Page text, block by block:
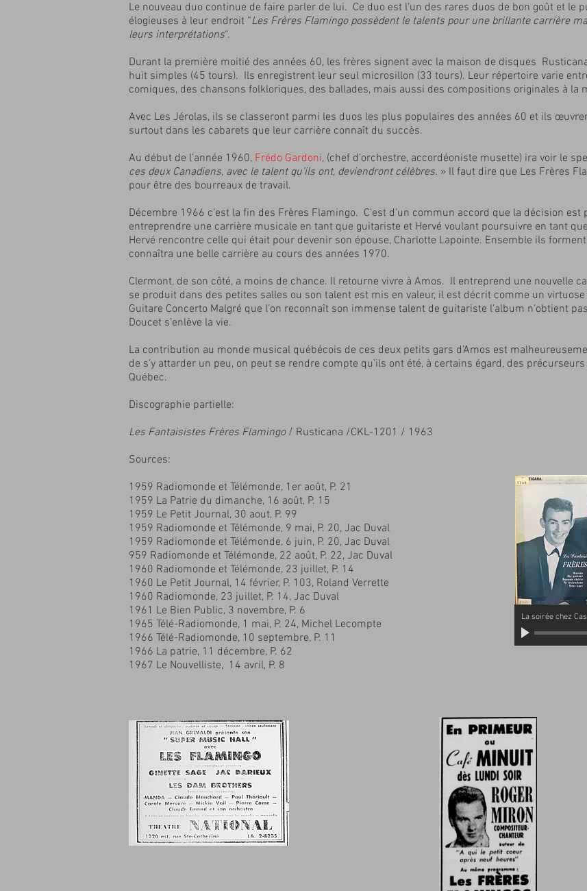
Le nouveau duo continue de faire parler de lui. Ce duo est l’un des rares duos de bon goût et le
élogieuses à leur endroit “Les Frères Flamingo possèdent le talents pour une brillante carrière
leurs interprétations“.
Durant la première moitié des années 60, les frères signent avec la maison de disques
huit simples (45 tours). Ils enregistrent leur seul microsillon (33 tours). Leur répertoire varie
comiques, des chansons folkloriques, des ballades, mais aussi des compositions originales à la
Avec Les Jérolas, ils se classeront parmi les duos les plus populaires des années 60 et ils
surtout dans les cabarets que leur carrière connaît du succès.
Au début de l’année 1960, Frédo Gardoni, (chef d’orchestre, accordéoniste musette) ira voir le
ces deux Canadiens, avec le talent qu’ils ont, deviendront célèbres. » Il faut dire que Les Frères
pour être des bourreaux de travail.
Décembre 1966 c’est la fin des Frères Flamingo. C’est d’un commun accord que la décision
entreprendre une carrière musicale en tant que guitariste et Hervé voulant poursuivre en tant
Hervé rencontre celle qui était pour devenir son épouse, Charlotte Lapointe. Ensemble ils
connaîtra une belle carrière au cours des années 1970.
Clermont, de son côté, a moins de chance. Il retourne vivre à Amos. Il entreprend une nouvelle
se produit dans des petites salles ou son talent est mis en valeur, il est décrit comme un
Guitare Concerto Malgré que l’on reconnaît son immense talent de guitariste l’album n’obtient
Doucet s’enlève la vie.
La contribution au monde musical québécois de ces deux petits gars d’Amos est
de s’y attarder un peu, on peut se rendre compte qu’ils ont été, à certains égard, des
Québec.
Discographie partielle:
Les Fantaisistes Frères Flamingo / Rusticana /CKL-1201 / 1963
Sources:
1959 Radiomonde et Télémonde, 1er août, P. 21
1959 La Patrie du dimanche, 16 août, P. 15
1959 Le Petit Journal, 30 aout, P. 99
1959 Radiomonde et Télémonde, 9 mai, P. 20, Jac Duval
1959 Radiomonde et Télémonde, 6 juin, P. 20, Jac Duval
959 Radiomonde et Télémonde, 22 août, P. 22, Jac Duval
1960 Radiomonde et Télémonde, 23 juillet, P. 14
1960 Le Petit Journal, 14 février, P. 103, Roland Verrette
1960 Radiomonde, 23 juillet, P. 14, Jac Duval
1961 Le Bien Public, 3 novembre, P. 6
1965 Télé-Radiomonde, 1 mai, P. 24, Michel Lecompte
1966 Télé-Radiomonde, 10 septembre, P. 11
1966 La patrie, 11 décembre, P. 62
1967 Le Nouvelliste, 14 avril, P. 8
La soirée chez